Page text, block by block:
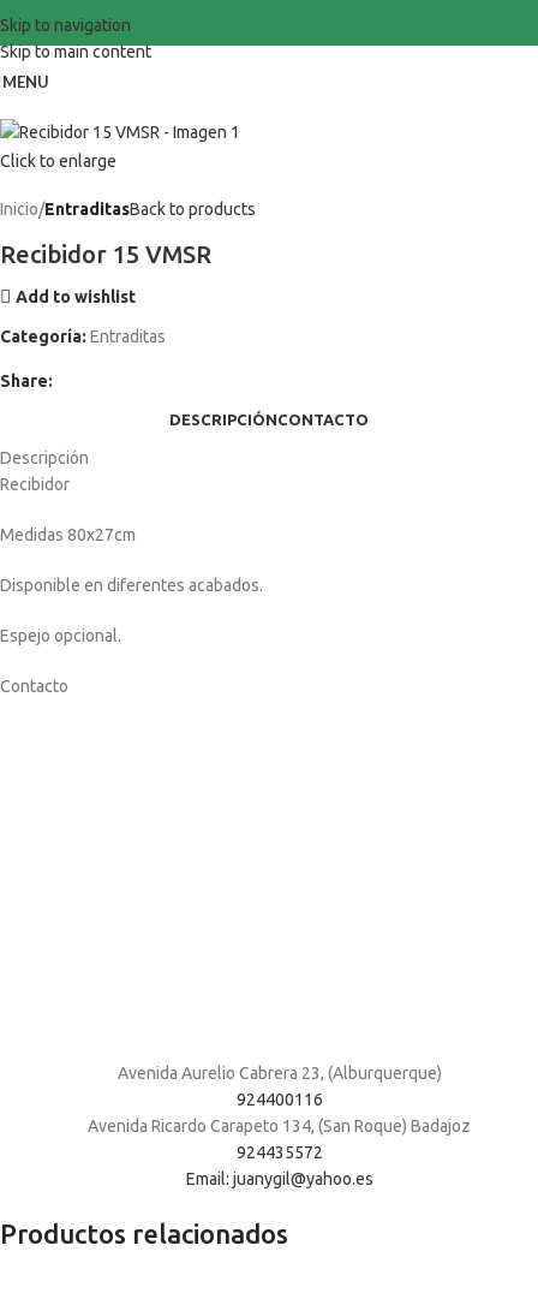
Skip to navigation
Skip to main content
MENU
Click to enlarge
Inicio EntraditasBack to products
Recibidor 15 VMSR
Add to wishlist
Categoría: Entraditas
Share:
DESCRIPCIÓNCONTACTO
Descripción
Recibidor
Medidas 80x27cm
Disponible en diferentes acabados.
Espejo opcional.
Contacto
Avenida Aurelio Cabrera 23, (Alburquerque)
924400116
Avenida Ricardo Carapeto 134, (San Roque) Badajoz
924435572
Email: juanygil@yahoo.es
Productos relacionados